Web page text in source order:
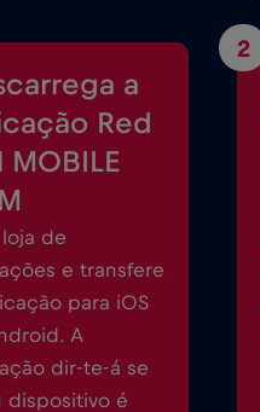
a
Red
MOBILE
loja de
e transfere
para iOS
A
dir-te-á se
dispositivo é
2